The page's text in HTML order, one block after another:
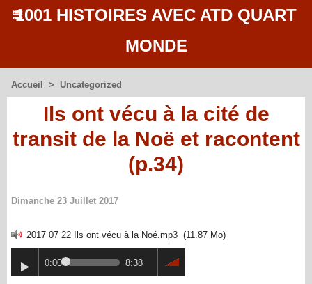
1001 HISTOIRES AVEC ATD QUART
MONDE
Accueil > Uncategorized
Ils ont vécu à la cité de
transit de la Noë et racontent
(p.34)
Dimanche 23 Juillet 2017
2017 07 22 Ils ont vécu à la Noé.mp3 (11.87 Mo)
0:00 8:38